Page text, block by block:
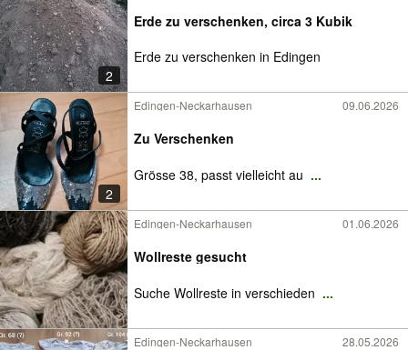
2
Erde zu verschenken, circa 3 Kubik
Erde zu verschenken in Edingen
2
Edingen-Neckarhausen 09.06.2026
Zu Verschenken
Grösse 38, passt vielleicht au ...
Edingen-Neckarhausen 01.06.2026
Wollreste gesucht
Suche Wollreste in verschieden ...
Edingen-Neckarhausen 28.05.2026